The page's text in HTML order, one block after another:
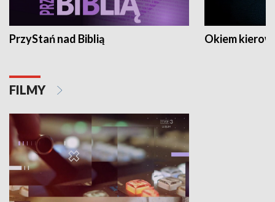
PrzyStań nad Biblią Okiem
FILMY